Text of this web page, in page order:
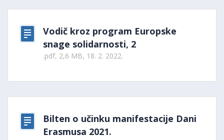
Vodič kroz program Europske
snage solidarnosti, 2
.pdf, 2,6 MB, 18. 2. 2022.
Bilten o učinku manifestacije Dani
Erasmusa 2021.